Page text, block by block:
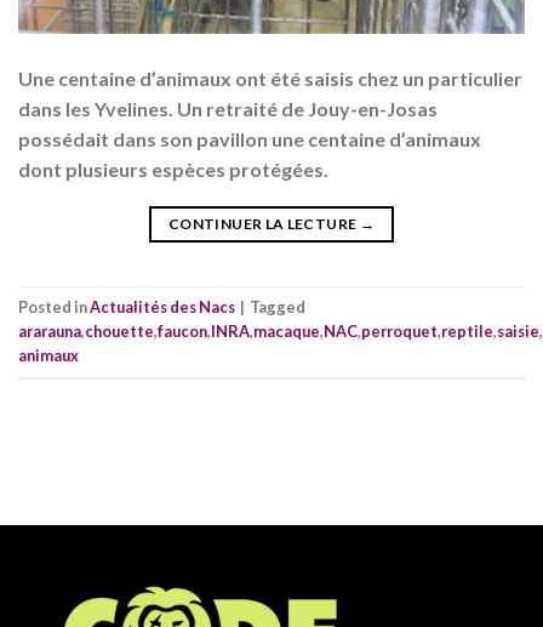
Une centaine d’animaux ont été saisis chez un particulier
dans les Yvelines. Un retraité de Jouy-en-Josas
possédait dans son pavillon une centaine d’animaux
dont plusieurs espèces protégées.
CONTINUER LA LECTURE →
Posted inActualités des Nacs | Tagged
ararauna,chouette,faucon,INRA,macaque,NAC,perroquet,reptile,saisie,
animaux